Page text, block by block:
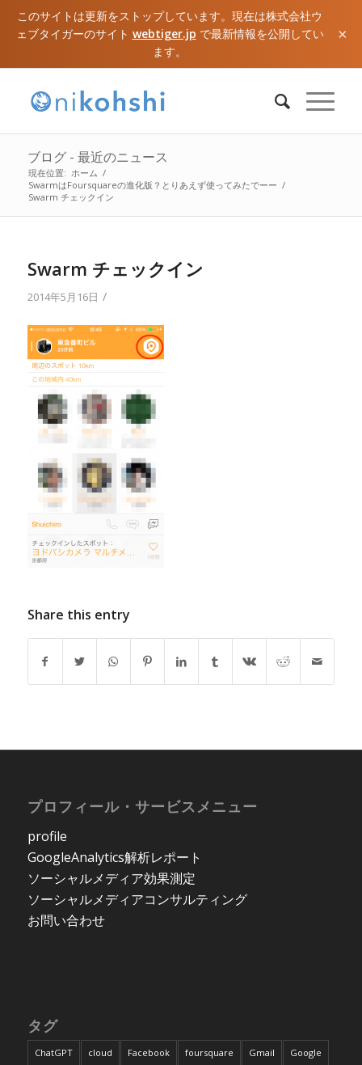
このサイトは更新をストップしています。現在は株式会社ウ
ェブタイガーのサイト webtiger.jp で最新情報を公開してい
ます。
×
ブログ - 最近のニュース
現在位置: ホーム /
SwarmはFoursquareの進化版？とりあえず使ってみたでーー /
Swarm チェックイン
Swarm チェックイン
2014年5月16日 /
Share this entry
プロフィール・サービスメニュー
profile
GoogleAnalytics解析レポート
ソーシャルメディア効果測定
ソーシャルメディアコンサルティング
お問い合わせ
タグ
ChatGPT cloud Facebook foursquare Gmail Google